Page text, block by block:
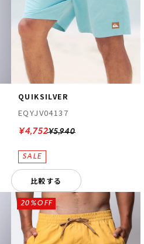
QUIKSILVER
EQYJV04137
¥5,940
¥4,752
比較する
20%OFF